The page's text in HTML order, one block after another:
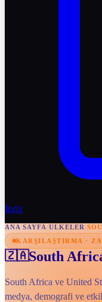
İndir
ANA SAYFA/ULKELER/
KARŞILAŞTIRMA · ZA
🇿🇦South
South Africa ve United
medya, demografi ve